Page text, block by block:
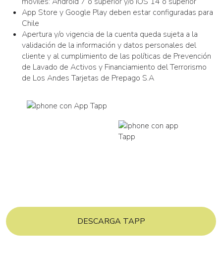
App Store y Google Play deben estar configuradas para
Chile
Apertura y/o vigencia de la cuenta queda sujeta a la
validación de la información y datos personales del
cliente y al cumplimiento de las políticas de Prevención
de Lavado de Activos y Financiamiento del Terrorismo
de Los Andes Tarjetas de Prepago S.A
DESCARGA TAPP